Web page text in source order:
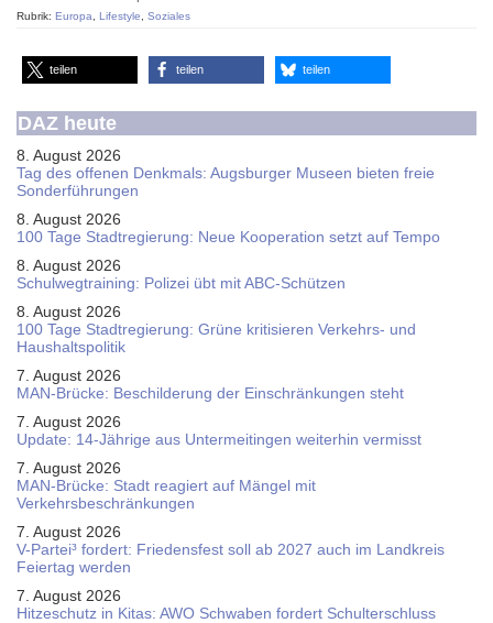
Rubrik: Europa Lifestyle Soziales
teilen teilen teilen
DAZ heute
8. August 2026
Tag des offenen Denkmals: Augsburger Museen bieten freie
Sonderführungen
8. August 2026
100 Tage Stadtregierung: Neue Kooperation setzt auf Tempo
8. August 2026
Schul­weg­trai­ning: Poli­zei übt mit ABC-Schüt­zen
8. August 2026
100 Tage Stadtregierung: Grüne kritisieren Verkehrs- und
Haushaltspolitik
7. August 2026
MAN-Brücke: Beschilderung der Einschränkungen steht
7. August 2026
Update: 14-Jährige aus Untermeitingen weiterhin vermisst
7. August 2026
MAN-Brücke: Stadt reagiert auf Mängel mit
Verkehrsbeschränkungen
7. August 2026
V-Partei­³ fordert: Friedens­fest soll ab 2027 auch im Land­kreis
Feier­tag werden
7. August 2026
Hitzeschutz in Kitas: AWO Schwaben fordert Schulterschluss